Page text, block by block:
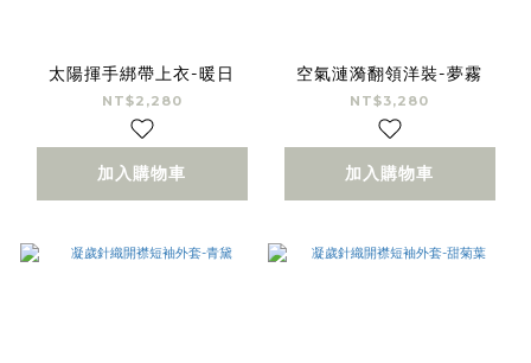
太陽揮手綁帶上衣-暖日
NT$2,280
加入購物車
空氣漣漪翻領洋裝-夢霧
NT$3,280
加入購物車